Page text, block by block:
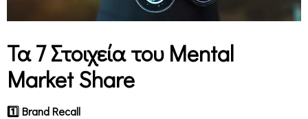
Τα 7 Στοιχεία του Mental
Market Share
1BrandRecall